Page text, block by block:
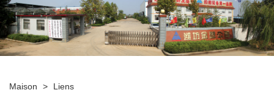
Maison > Liens